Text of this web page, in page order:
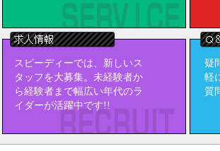
ユーザー名は
2024. 12.05都内各所でライダーがご依頼
是非ご利用ください。
2024. 12.05★ペットタクシー★
カーゴ便
↑ブログ公開中、是非ご覧下さい。
スピーディーでは、新しいス
タッフを大募集。未経験者か
ら経験者まで幅広い年代のラ
イダーが活躍中です!!
疑
軽
質